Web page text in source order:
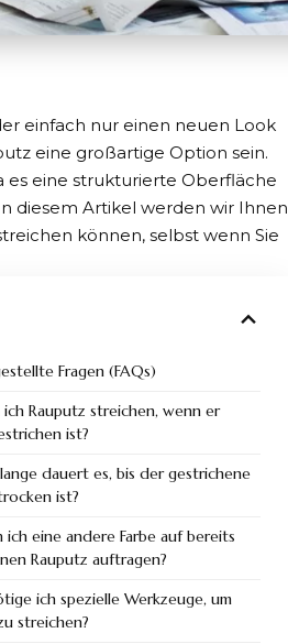
einfach nur einen neuen Look
eine großartige Option sein.
es eine strukturierte Oberfläche
diesem Artikel werden wir Ihnen
können, selbst wenn Sie
Fragen (FAQs)
ich Rauputz streichen, wenn er
ist?
dauert es, bis der gestrichene
ist?
ich eine andere Farbe auf bereits
Rauputz auftragen?
ich spezielle Werkzeuge, um
streichen?